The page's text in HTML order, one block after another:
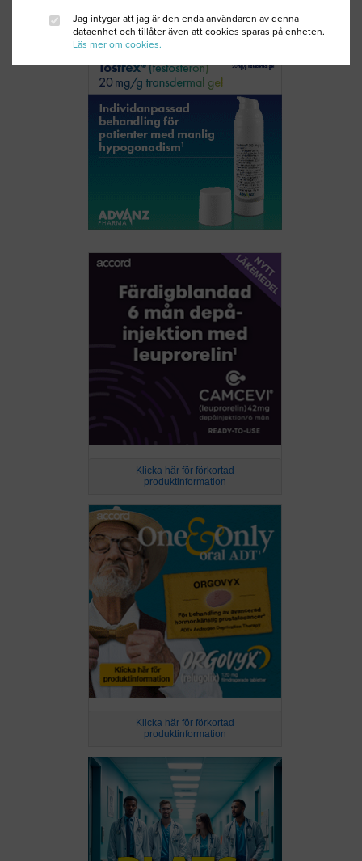
Klicka här för förkortad
produktinformation
Klicka här för förkortad
produktinformation
Jag intygar att jag är den enda användaren av denna
dataenhet och tillåter även att cookies sparas på enheten.
Läs mer om cookies.